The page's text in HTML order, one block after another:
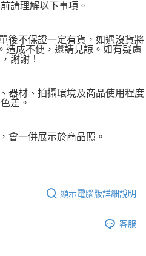
度不足之情形，本公司將視審查結果
用戶之使用額度並採取法律行動。
請理解以下事項。
後不保證一定有貨，如遇沒貨將
造成不便，還請見諒。如有疑慮
謝謝！
器材、拍攝環境及商品使用程度
差。
會一併展示於商品照。
顯示電腦版詳細說明
客服